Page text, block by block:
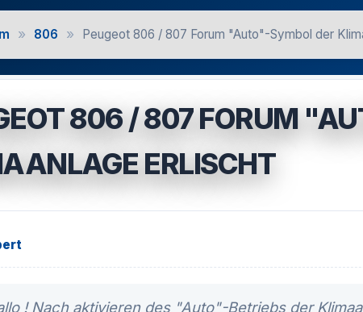
» 806 » Peugeot 806 / 807 Forum "Auto"-Symbol der
806 / 807 FORUM
ERLISCHT
! Nach aktivieren des "Auto"-Betriebs der